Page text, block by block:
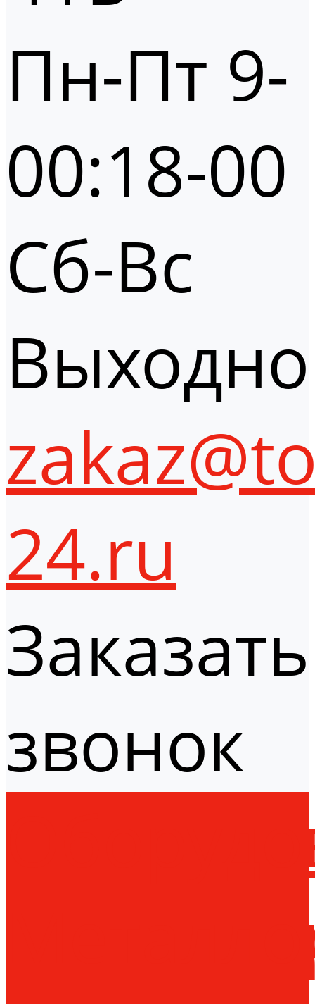
Пн-Пт 9-
00:18-00
Сб-Вс
24.ru
Заказать
звонок